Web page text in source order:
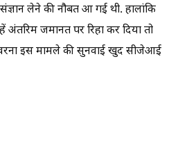
लेने की नौबत आ गई थी. हालांकि
अंतरिम जमानत पर रिहा कर दिया तो
इस मामले की सुनवाई खुद सीजेआई